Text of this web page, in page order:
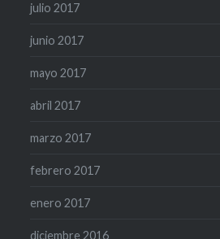
julio 2017
junio 2017
mayo 2017
abril 2017
marzo 2017
febrero 2017
enero 2017
diciembre 2016